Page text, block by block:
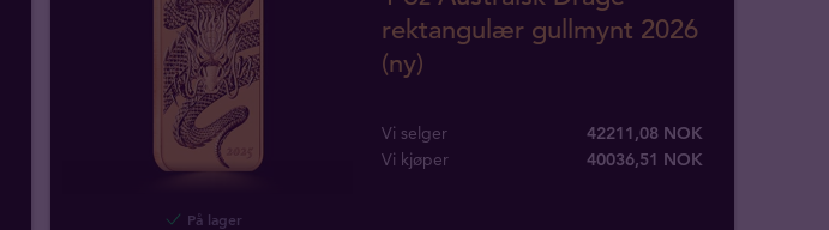
På lager
rektangulær gullmynt 2026
(ny)
Vi selger
42211,08 NOK
Vi kjøper
40036,51 NOK